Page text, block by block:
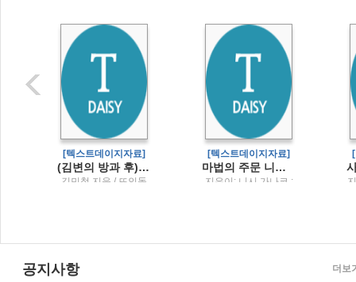
[텍스트데이지자료]
(김변의 방과 후) 법률사무소 그런 법이 어딨냐고 묻고 싶을 때
김민철 지음 / 뜨인돌
[텍스트데이지자료]
마법의 주문 니시 가나코 소설
지은이: 니시 가나코 ;
공지사항 더보